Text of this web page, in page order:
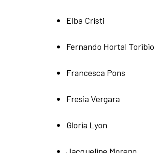
Elba Cristi
Fernando Hortal Toribio
Francesca Pons
Fresia Vergara
Gloria Lyon
Jacqueline Moreno